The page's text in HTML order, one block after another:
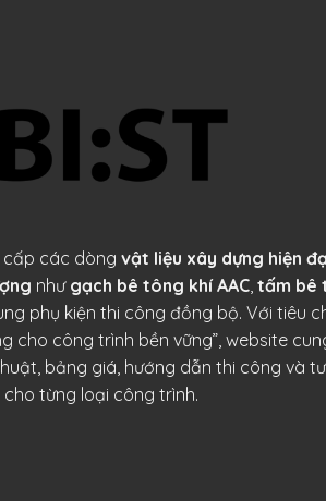
cấp các dòng vật liệu xây dựng hiện
như gạch bê tông khí AAC, tấm bê
phụ kiện thi công đồng bộ. Với tiêu
cho công trình bền vững”, website
bảng giá, hướng dẫn thi công và
cho từng loại công trình.